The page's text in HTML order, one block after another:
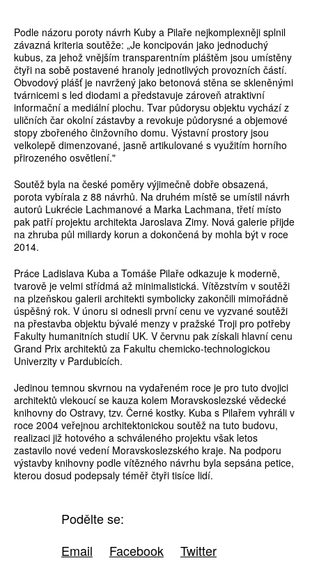
Podle názoru poroty návrh Kuby a Pilaře nejkomplexněji splnil
závazná kriteria soutěže: „Je koncipován jako jednoduchý
kubus, za jehož vnějším transparentním pláštěm jsou umístěny
čtyři na sobě postavené hranoly jednotlivých provozních částí.
Obvodový plášť je navržený jako betonová stěna se skleněnými
tvárnicemi s led diodami a představuje zároveň atraktivní
informační a mediální plochu. Tvar půdorysu objektu vychází z
uličních čar okolní zástavby a revokuje půdorysné a objemové
stopy zbořeného činžovního domu. Výstavní prostory jsou
velkolepě dimenzované, jasně artikulované s využitím horního
přirozeného osvětlení."
Soutěž byla na české poměry výjimečně dobře obsazená,
porota vybírala z 88 návrhů. Na druhém místě se umístil návrh
autorů Lukrécie Lachmanové a Marka Lachmana, třetí místo
pak patří projektu architekta Jaroslava Zimy. Nová galerie přijde
na zhruba půl miliardy korun a dokončená by mohla být v roce
2014.
Práce Ladislava Kuba a Tomáše Pilaře odkazuje k moderně,
tvarově je velmi střídmá až minimalistická. Vítězstvím v soutěži
na plzeňskou galerii architekti symbolicky zakončili mimořádně
úspěšný rok. V únoru si odnesli první cenu ve vyzvané soutěži
na přestavba objektu bývalé menzy v pražské Troji pro potřeby
Fakulty humanitních studií UK. V červnu pak získali hlavní cenu
Grand Prix architektů za Fakultu chemicko-technologickou
Univerzity v Pardubicích.
Jedinou temnou skvrnou na vydařeném roce je pro tuto dvojici
architektů vlekoucí se kauza kolem Moravskoslezské vědecké
knihovny do Ostravy, tzv. Černé kostky. Kuba s Pilařem vyhráli v
roce 2004 veřejnou architektonickou soutěž na tuto budovu,
realizaci již hotového a schváleného projektu však letos
zastavilo nové vedení Moravskoslezského kraje. Na podporu
výstavby knihovny podle vítězného návrhu byla sepsána petice,
kterou dosud podepsaly téměř čtyři tisíce lidí.
Podělte se:
Email
Facebook Twitter